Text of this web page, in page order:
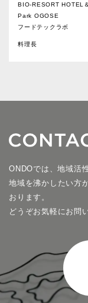
BIO-RESORT HOTEL
Park OGOSE
フードテックラボ
料理長
ONDOでは、地域活
地域を沸かしたい方
おります。
どうぞお気軽にお問